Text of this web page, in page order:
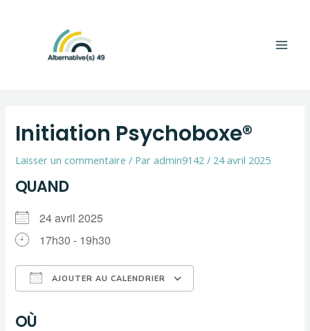
Initiation Psychoboxe®
Laisser un commentaire / Paradmin9142/ 24 avril 2025
QUAND
24 avril 2025
17h30 - 19h30
AJOUTER AU CALENDRIER
OÙ
l’article